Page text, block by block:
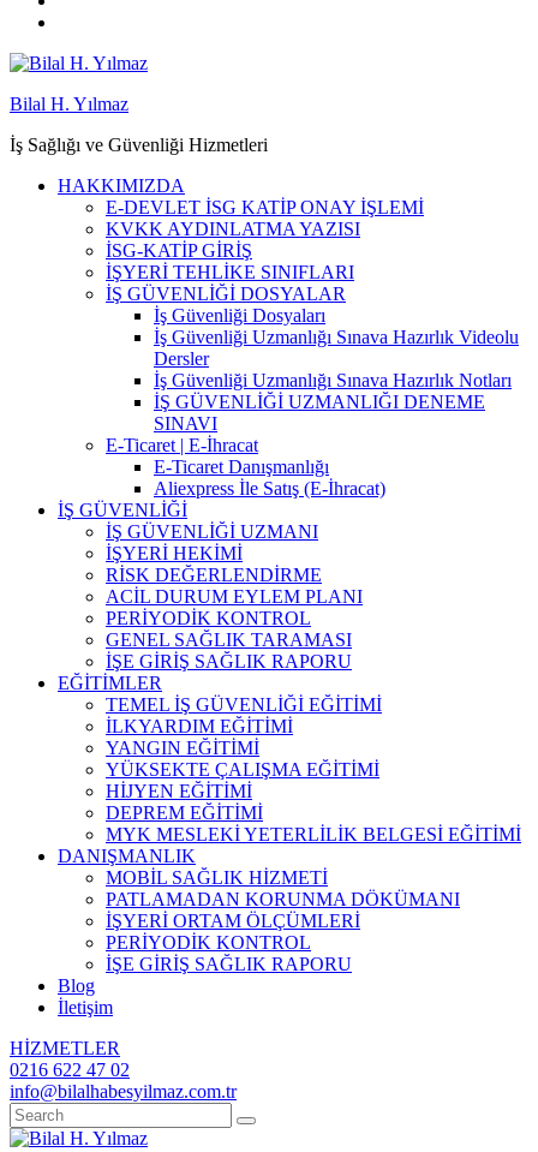
Bilal H. Yılmaz
İş Sağlığı ve Güvenliği Hizmetleri
HAKKIMIZDA
E-DEVLET İSG KATİP ONAY İŞLEMİ
KVKK AYDINLATMA YAZISI
İSG-KATİP GİRİŞ
İŞYERİ TEHLİKE SINIFLARI
İŞ GÜVENLİĞİ DOSYALAR
İş Güvenliği Dosyaları
İş Güvenliği Uzmanlığı Sınava Hazırlık Videolu
Dersler
İş Güvenliği Uzmanlığı Sınava Hazırlık Notları
İŞ GÜVENLİĞİ UZMANLIĞI DENEME
SINAVI
E-Ticaret | E-İhracat
E-Ticaret Danışmanlığı
Aliexpress İle Satış (E-İhracat)
İŞ GÜVENLİĞİ
İŞ GÜVENLİĞİ UZMANI
İŞYERİ HEKİMİ
RİSK DEĞERLENDİRME
ACİL DURUM EYLEM PLANI
PERİYODİK KONTROL
GENEL SAĞLIK TARAMASI
İŞE GİRİŞ SAĞLIK RAPORU
EĞİTİMLER
TEMEL İŞ GÜVENLİĞİ EĞİTİMİ
İLKYARDIM EĞİTİMİ
YANGIN EĞİTİMİ
YÜKSEKTE ÇALIŞMA EĞİTİMİ
HİJYEN EĞİTİMİ
DEPREM EĞİTİMİ
MYK MESLEKİ YETERLİLİK BELGESİ EĞİTİMİ
DANIŞMANLIK
MOBİL SAĞLIK HİZMETİ
PATLAMADAN KORUNMA DÖKÜMANI
İŞYERİ ORTAM ÖLÇÜMLERİ
PERİYODİK KONTROL
İŞE GİRİŞ SAĞLIK RAPORU
Blog
İletişim
HİZMETLER
0216 622 47 02
info@bilalhabesyilmaz.com.tr